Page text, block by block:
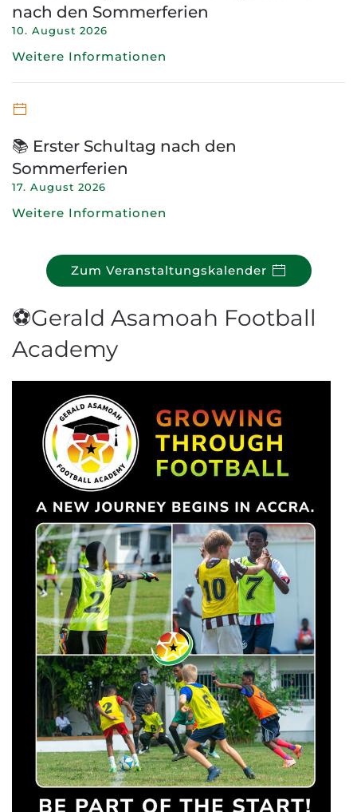
nach den Sommerferien
10. August 2026
Weitere Informationen
📚 Erster Schultag nach den
Sommerferien
17. August 2026
Weitere Informationen
Zum Veranstaltungskalender
⚽Gerald Asamoah Football
Academy